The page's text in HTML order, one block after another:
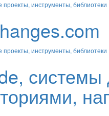
проекты, инструменты, библиотеки
проекты, инструменты, библиотеки
системы